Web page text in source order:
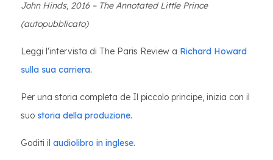
John Hinds, 2016 – The Annotated Little Prince
(autopubblicato)
Leggi l'intervista di The Paris Review a Richard Howard
sulla sua carriera.
Per una storia completa de Il piccolo principe, inizia con il
suo storia della produzione.
Goditi il audiolibro in inglese.